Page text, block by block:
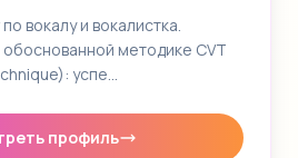
вокалу и вокалистка.
методике CVT
успе…
профиль